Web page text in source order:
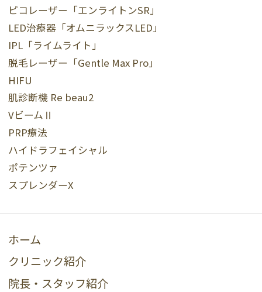
ピコレーザー「エンライトンSR」
LED治療器「オムニラックスLED」
IPL「ライムライト」
脱毛レーザー「Gentle Max Pro」
HIFU
肌診断機 Re beau2
VビームⅡ
PRP療法
ハイドラフェイシャル
ポテンツァ
スプレンダーX
ホーム
クリニック紹介
院長・スタッフ紹介